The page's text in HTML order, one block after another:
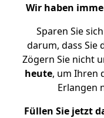
Wir haben
Sparen Sie
darum, dass Sie
Zögern Sie nicht
heute, um Ihren
Erlangen
Füllen Sie jetzt